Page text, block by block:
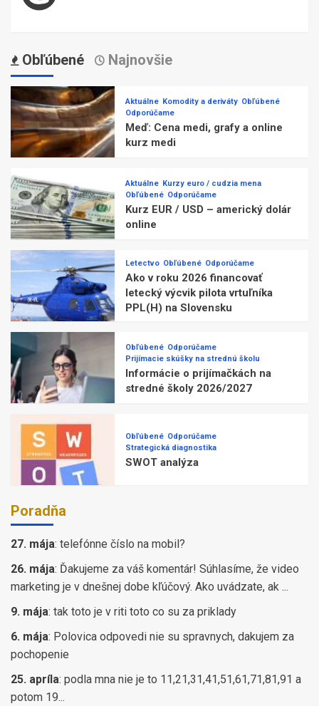
Obľúbené Najnovšie
Aktuálne Komodity a deriváty Obľúbené
Odporúčame
Meď: Cena medi, grafy a online
kurz medi
Aktuálne Kurzy euro / cudzia mena
Obľúbené Odporúčame
Kurz EUR / USD – americký dolár
online
Letectvo Obľúbené Odporúčame
Ako v roku 2026 financovať
letecký výcvik pilota vrtuľníka
PPL(H) na Slovensku
Obľúbené Odporúčame
Prijímacie skúšky na strednú školu
Informácie o prijímačkách na
stredné školy 2026/2027
Obľúbené Odporúčame
Strategická diagnostika
SWOT analýza
Poradňa
27. mája: telefónne číslo na mobil?
26. mája: Ďakujeme za váš komentár! Súhlasíme, že video
marketing je v dnešnej dobe kľúčový. Ako uvádzate, ak ...
9. mája: tak toto je v riti toto co su za priklady
6. mája: Polovica odpovedi nie su spravnych, dakujem za
pochopenie
25. apríla: podla mna nie je to 11,21,31,41,51,61,71,81,91 a
potom 19...